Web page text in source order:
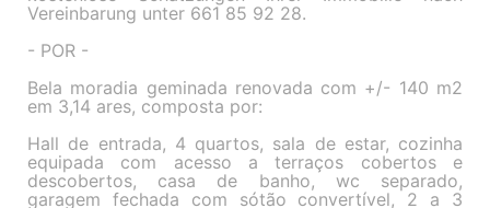
Vereinbarung unter 661 85 92 28.
- POR -
Bela moradia geminada renovada com +/- 140 m2
em 3,14 ares, composta por:
Hall de entrada, 4 quartos, sala de estar, cozinha
equipada com acesso a terraços cobertos e
descobertos, casa de banho, wc separado,
garagem fechada com sótão convertível, 2 a 3